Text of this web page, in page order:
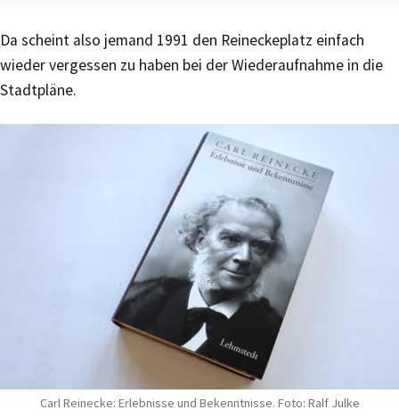
Da scheint also jemand 1991 den Reineckeplatz einfach
wieder vergessen zu haben bei der Wiederaufnahme in die
Stadtpläne.
Carl Reinecke: Erlebnisse und Bekenntnisse. Foto: Ralf Julke